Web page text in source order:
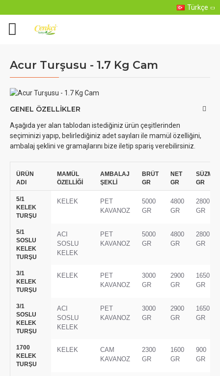
Türkçe
Acur Turşusu - 1.7 Kg Cam
GENEL ÖZELLIKLER
Aşağıda yer alan tablodan istediğiniz ürün çeşitlerinden
seçiminizi yapıp, belirlediğiniz adet sayıları ile mamül özelliğini,
ambalaj şeklini ve gramajlarını bize iletip spariş verebilirsiniz.
ÜRÜN
ADI
MAMÜL
ÖZELLİĞİ
AMBALAJ
ŞEKLİ
BRÜT
GR
NET
GR
SÜZME
GR
5/1
KELEK
TURŞU
KELEK
PET
KAVANOZ
5000
GR
4800
GR
2800
GR
5/1
SOSLU
KELEK
TURŞU
ACI
SOSLU
KELEK
PET
KAVANOZ
5000
GR
4800
GR
2800
GR
3/1
KELEK
TURŞU
KELEK
PET
KAVANOZ
3000
GR
2900
GR
1650
GR
3/1
SOSLU
KELEK
TURŞU
ACI
SOSLU
KELEK
PET
KAVANOZ
3000
GR
2900
GR
1650
GR
1700
KELEK
TURŞU
KELEK
CAM
KAVANOZ
2300
GR
1600
GR
900
GR